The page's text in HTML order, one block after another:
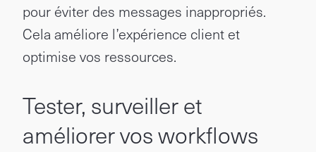
pour éviter des messages inappropriés.
Cela améliore l’expérience client et
optimise vos ressources.
Tester, surveiller et
améliorer vos workflows